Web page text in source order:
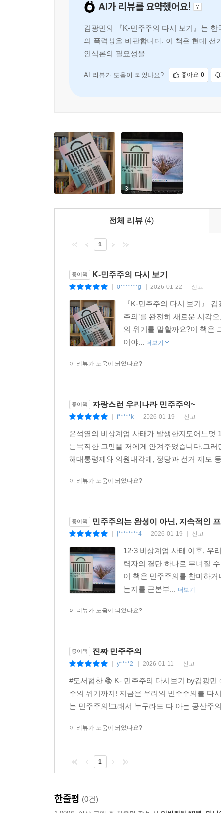
민주주의의 회복을 위해서는 검찰의 정치적 중
러한 측면에서 정부와 여당이 추진하는 수사ㆍ
한국 민주주의가 새로운 형태의 권위주의적 시도
AI가 리뷰를 요약했어요!
김광민의 『K-민주주의 다시 보기』는
의 폭력성을 비판합니다. 이 책은 현대 선
인식론의 필요성을 주장합니다. 12·3 비
AI 리뷰가 도움이 되었나요? 좋아요 0
3
전체 리뷰 (4)
1
종이책 K-민주주의 다시 보기
0*******g 2026-01-22 신고
『K-민주주의 다시 보기』
주의’를 완전히 새로운 시각
의 위기를 말할까요?이 책은
이야... 더보기
이 리뷰가 도움이 되었나요?
종이책 자랑스런 우리나라 민주주의~
f*****k 2026-01-19 신고
윤석열의 비상계엄 사태가 발생한지도어느덧
는묵직한 고민을 저에게 안겨주었습니다.그
해대통령제와 의원내각제, 정당과 선거 제도
이 리뷰가 도움이 되었나요?
종이책 민주주의는 완성이 아닌, 지속적인
j********4 2026-01-19 신고
12·3 비상계엄 사태 이후, 우
력자의 결단 하나로 무너질
이 책은 민주주의를 찬미하
는지를 근본부... 더보기
이 리뷰가 도움이 되었나요?
종이책 진짜 민주주의
y****2 2026-01-11 신고
#도서협찬 📚 K- 민주주의 다시보기 by김광민
주의 위기까지! 지금은 우리의 민주주의를 다
는 민주주의!그래서 누구라도 다 아는 공산주
이 리뷰가 도움이 되었나요?
1
한줄평 (0건)